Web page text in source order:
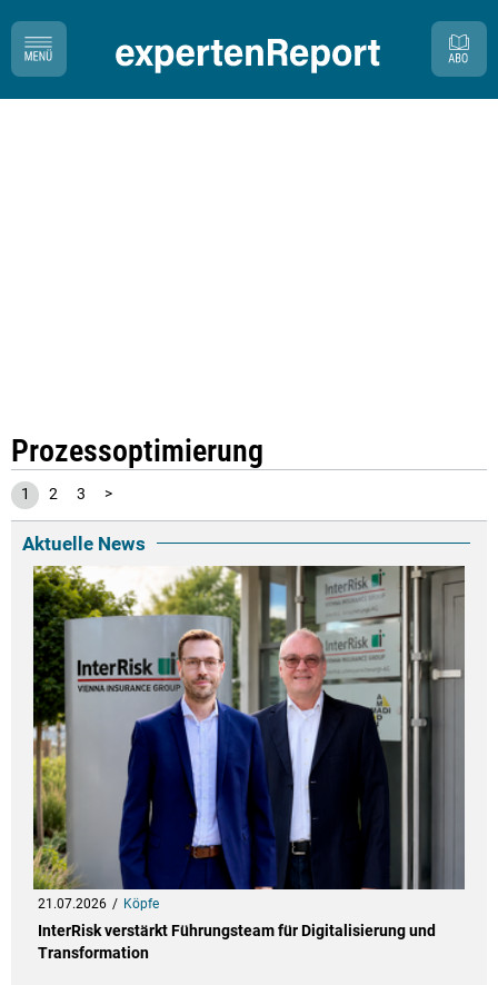
Prozessoptimierung
1 2 3 >
Aktuelle News
21.07.2026 Köpfe
InterRisk verstärkt Führungsteam für Digitalisierung und
Transformation